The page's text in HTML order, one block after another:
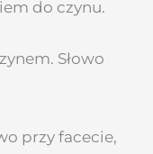
do czynu.
Słowo
przy facecie,